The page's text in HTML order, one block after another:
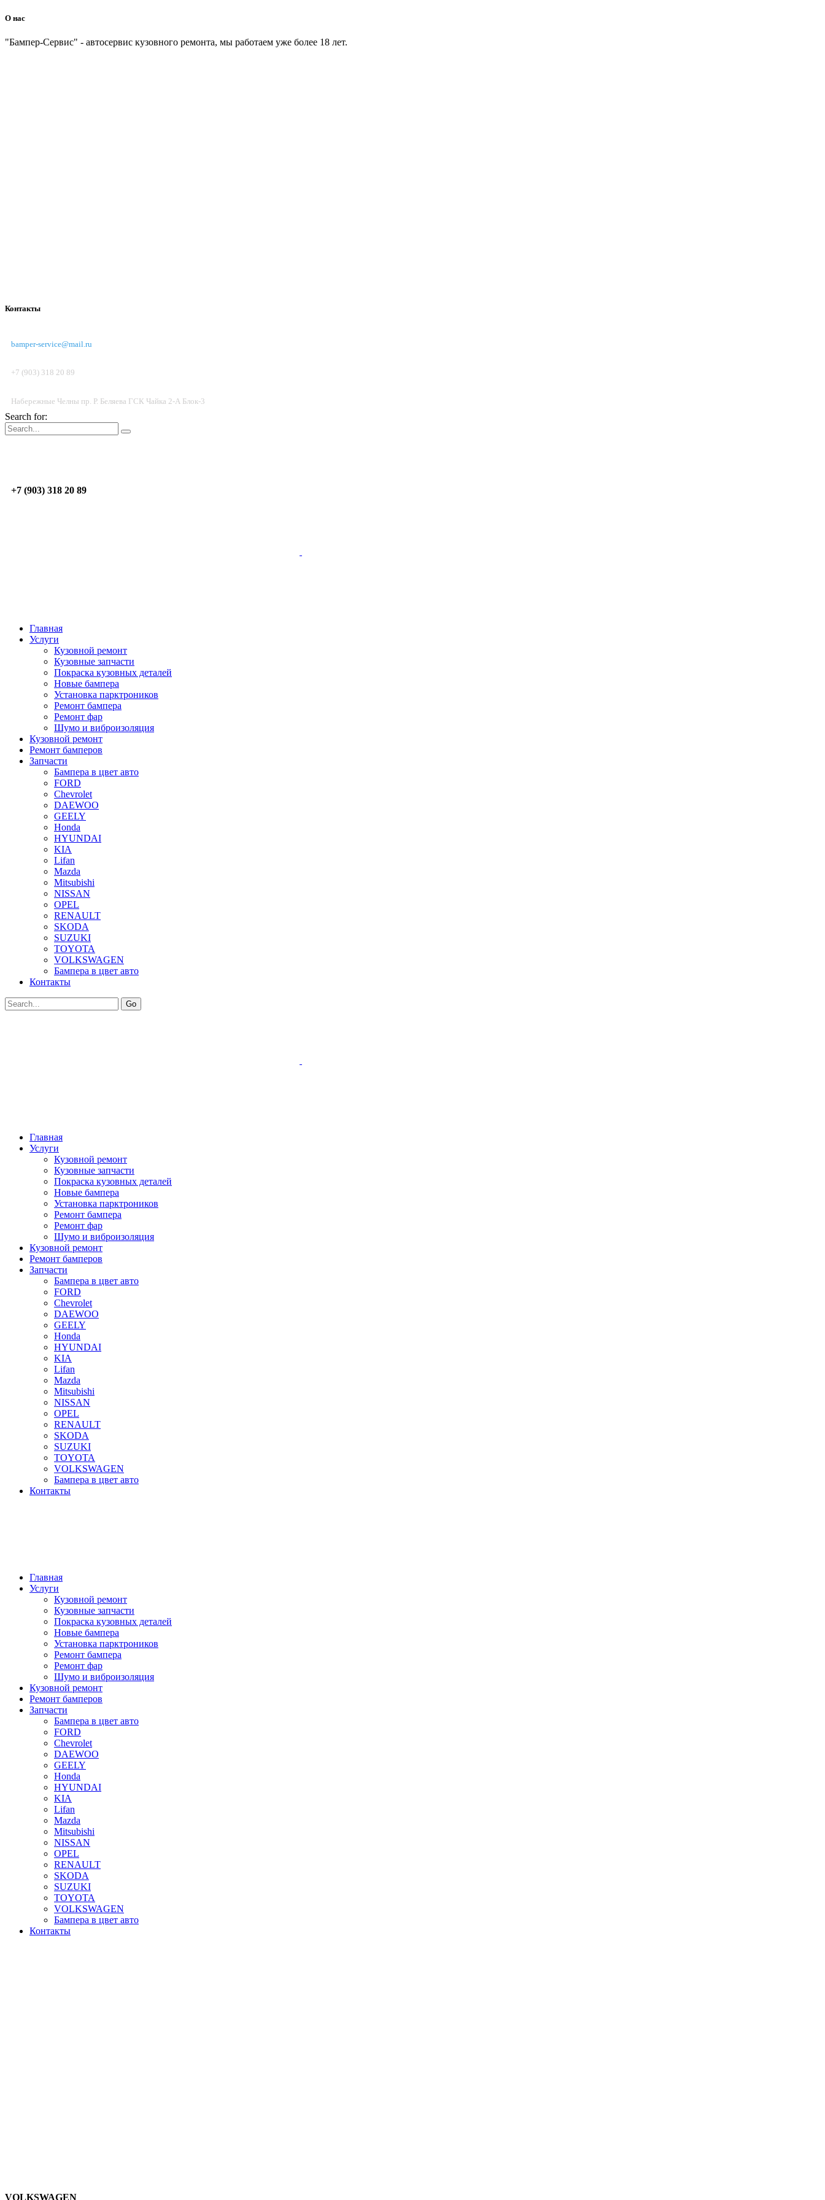
О нас
"Бампер-Сервис" - автосервис кузовного ремонта, мы работаем уже более 18 лет.
Контакты
bamper-service@mail.ru
+7 (903) 318 20 89
Набережные Челны пр. Р. Беляева ГСК Чайка 2-А Блок-3
Search for:
+7 (903) 318 20 89
Главная
Услуги
Кузовной ремонт
Кузовные запчасти
Покраска кузовных деталей
Новые бампера
Установка парктроников
Ремонт бампера
Ремонт фар
Шумо и виброизоляция
Кузовной ремонт
Ремонт бамперов
Запчасти
Бампера в цвет авто
FORD
Chevrolet
DAEWOO
GEELY
Honda
HYUNDAI
KIA
Lifan
Mazda
Mitsubishi
NISSAN
OPEL
RENAULT
SKODA
SUZUKI
TOYOTA
VOLKSWAGEN
Бампера в цвет авто
Контакты
Главная
Услуги
Кузовной ремонт
Кузовные запчасти
Покраска кузовных деталей
Новые бампера
Установка парктроников
Ремонт бампера
Ремонт фар
Шумо и виброизоляция
Кузовной ремонт
Ремонт бамперов
Запчасти
Бампера в цвет авто
FORD
Chevrolet
DAEWOO
GEELY
Honda
HYUNDAI
KIA
Lifan
Mazda
Mitsubishi
NISSAN
OPEL
RENAULT
SKODA
SUZUKI
TOYOTA
VOLKSWAGEN
Бампера в цвет авто
Контакты
Главная
Услуги
Кузовной ремонт
Кузовные запчасти
Покраска кузовных деталей
Новые бампера
Установка парктроников
Ремонт бампера
Ремонт фар
Шумо и виброизоляция
Кузовной ремонт
Ремонт бамперов
Запчасти
Бампера в цвет авто
FORD
Chevrolet
DAEWOO
GEELY
Honda
HYUNDAI
KIA
Lifan
Mazda
Mitsubishi
NISSAN
OPEL
RENAULT
SKODA
SUZUKI
TOYOTA
VOLKSWAGEN
Бампера в цвет авто
Контакты
VOLKSWAGEN